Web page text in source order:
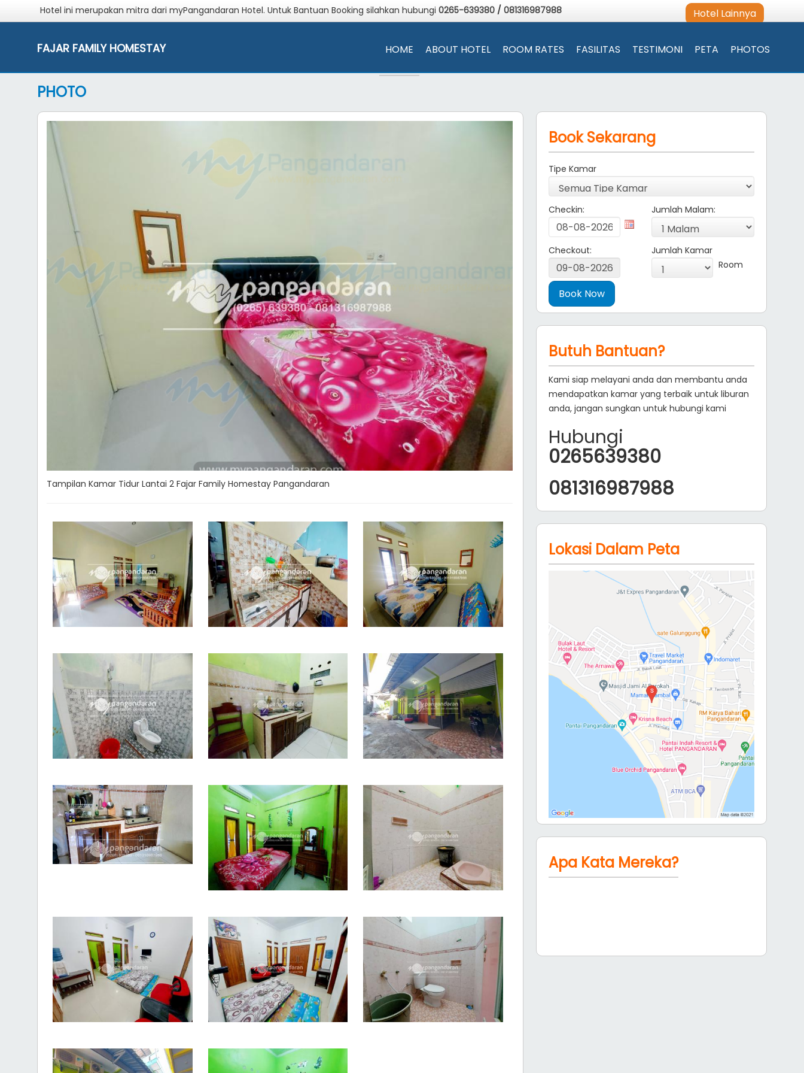
Hotel ini merupakan mitra dari myPangandaran Hotel. Untuk Bantuan Booking silahkan hubungi 0265-639380 / 081316987988 Hotel Lainnya
FAJAR FAMILY HOMESTAY HOME ABOUT HOTEL ROOM RATES FASILITAS TESTIMONI PETA PHOTOS
PHOTO
Tampilan Kamar Tidur Lantai 2 Fajar Family Homestay Pangandaran
Book Sekarang
Tipe Kamar
Checkin: Jumlah Malam:
Checkout:
Jumlah Kamar
Room
Butuh Bantuan?
Kami siap melayani anda dan membantu anda
mendapatkan kamar yang terbaik untuk liburan
anda, jangan sungkan untuk hubungi kami
Hubungi
0265639380
081316987988
Lokasi Dalam Peta
Apa Kata Mereka?